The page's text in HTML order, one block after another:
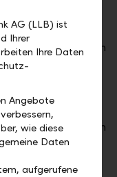
Struktur
Christoph
und
Verantwortung
Hartmann die
Mittleren Osten
der Zürcher
im
AG (LLB) ist
Ihrer
Ihre Daten
Angebote
wie diese
Daten
aufgerufene